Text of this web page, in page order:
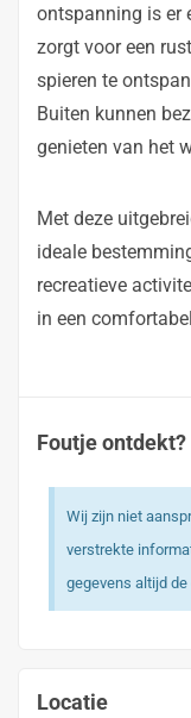
ontspanning is er
zorgt voor een
spieren te
Buiten kunnen
genieten van het
Met deze
ideale
recreatieve
in een
Foutje ontdekt?
Wij zijn niet
verstrekte
gegevens altijd
Locatie